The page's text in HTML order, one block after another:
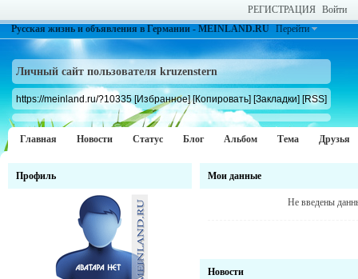
РЕГИСТРАЦИЯ Войти
Русская жизнь и объявления в Германии - MEINLAND.RU Перейти
Личный сайт пользователя kruzenstern
https://meinland.ru/?10335 [Избранное] [Копировать] [Закладки] [RSS]
Главная Новости Статус Блог Альбом Тема Друзья
Профиль Мои данные
Не введены
Новости